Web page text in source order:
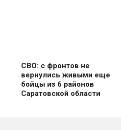
СВО: с фронтов не
вернулись живыми еще
бойцы из 6 районов
Саратовской области